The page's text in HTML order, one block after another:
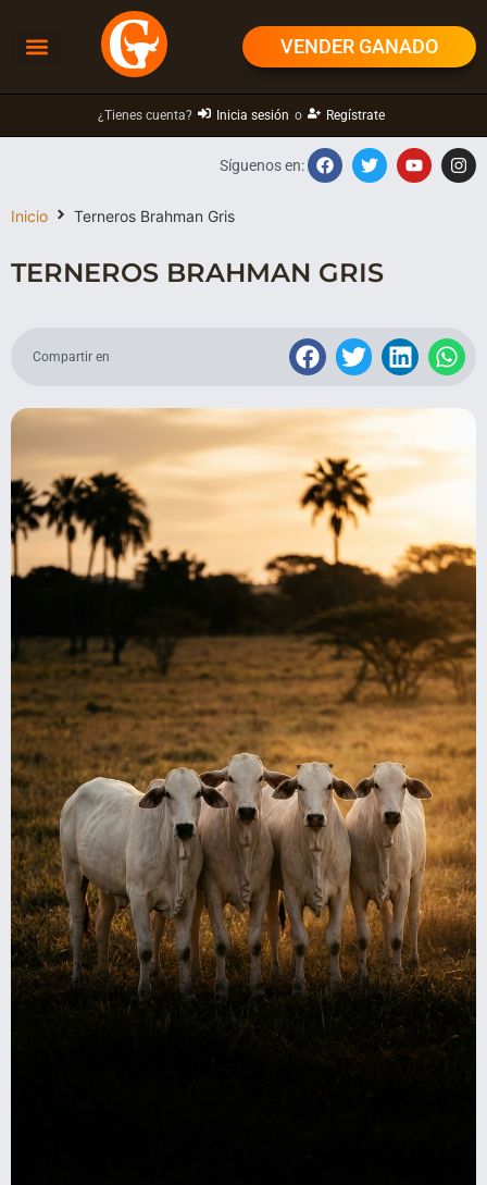
VENDER GANADO
¿Tienes cuenta? Inicia sesión o Regístrate
Inicio Terneros Brahman Gris
Síguenos en:
TERNEROS BRAHMAN GRIS
Compartir en